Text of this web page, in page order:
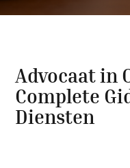
Advocaat in
Complete
Diensten